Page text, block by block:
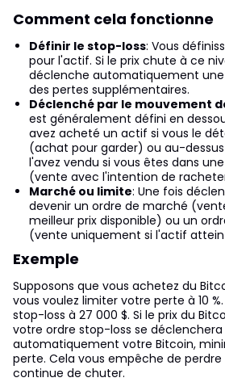
Comment cela fonctionne
Définir le stop-loss: Vous
pour l'actif. Si le prix chute à ce
déclenche automatiquement
des pertes supplémentaires.
Déclenché par le mouvement
est généralement défini en
avez acheté un actif si vous le
(achat pour garder) ou au-
l'avez vendu si vous êtes dans
(vente avec l'intention de
Marché ou limite: Une fois
devenir un ordre de marché
meilleur prix disponible) ou un
(vente uniquement si l'actif
Exemple
Supposons que vous achetez du
vous voulez limiter votre perte à 10
stop-loss à 27 000 $. Si le prix du
votre ordre stop-loss se
automatiquement votre Bitcoin,
perte. Cela vous empêche de
continue de chuter.